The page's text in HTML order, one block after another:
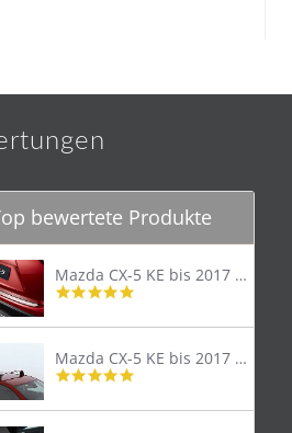
bewertete Produkte
Mazda CX-5 KE bis 2017 Trittschutzleiste Edelstahl original
4.8
rating
Mazda CX-5 KE bis 2017 Lastenträger Dachträger
4.9
rating